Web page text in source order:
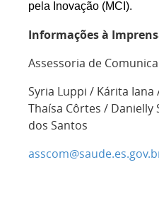
pela Inovação (MCI).
Informações à
Assessoria de
Syria Luppi / Kárita
Thaísa Côrtes / Danielly
dos Santos